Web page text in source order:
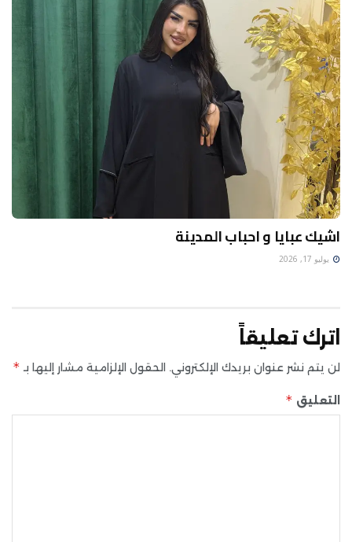
اشيك عبايا و احباب المدينة
يوليو 17, 2026
اترك تعليقاً
لن يتم نشر عنوان بريدك الإلكتروني. الحقول الإلزامية مشار إليها بـ *
التعليق *